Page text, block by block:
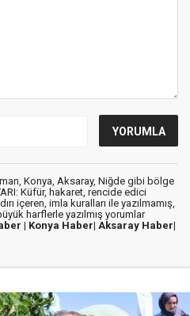
Konya, Aksaray, Niğde gibi bölge
Küfür, hakaret, rencide edici
içeren, imla kuralları ile yazılmamış,
harflerle yazılmış yorumlar
| Konya Haber| Aksaray Haber|